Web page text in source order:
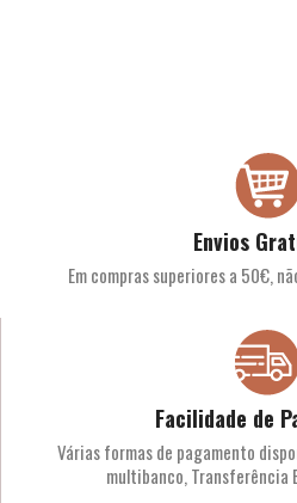
Envios
Em compras superiores a 50€,
Facilidade de
Várias formas de pagamento
multibanco, Transferência